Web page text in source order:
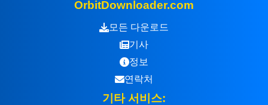
OrbitDownloader.com
모든 다운로드
기사
정보
연락처
기타 서비스: